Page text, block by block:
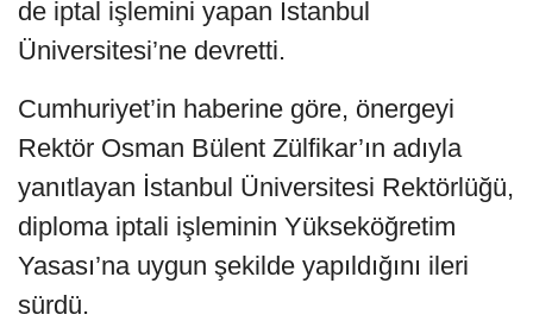
de iptal işlemini yapan İstanbul
Üniversitesi’ne devretti.
Cumhuriyet’in haberine göre, önergeyi
Rektör Osman Bülent Zülfikar’ın adıyla
yanıtlayan İstanbul Üniversitesi Rektörlüğü,
diploma iptali işleminin Yükseköğretim
Yasası’na uygun şekilde yapıldığını ileri
sürdü.